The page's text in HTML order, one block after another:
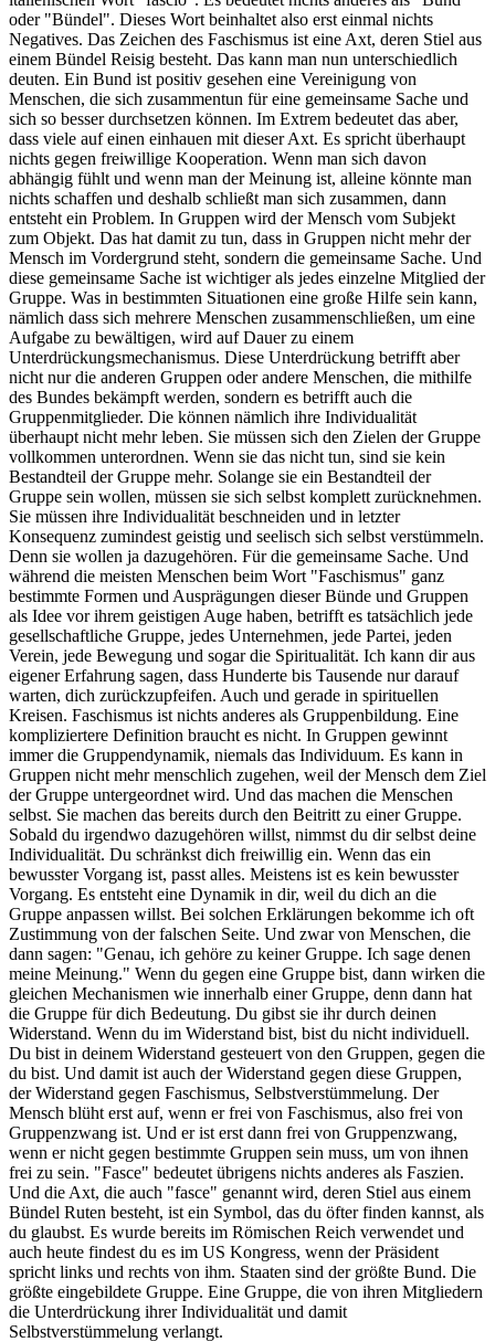
oder "Bündel". Dieses Wort beinhaltet also erst einmal nichts
Negatives. Das Zeichen des Faschismus ist eine Axt, deren Stiel aus
einem Bündel Reisig besteht. Das kann man nun unterschiedlich
deuten. Ein Bund ist positiv gesehen eine Vereinigung von
Menschen, die sich zusammentun für eine gemeinsame Sache und
sich so besser durchsetzen können. Im Extrem bedeutet das aber,
dass viele auf einen einhauen mit dieser Axt. Es spricht überhaupt
nichts gegen freiwillige Kooperation. Wenn man sich davon
abhängig fühlt und wenn man der Meinung ist, alleine könnte man
nichts schaffen und deshalb schließt man sich zusammen, dann
entsteht ein Problem. In Gruppen wird der Mensch vom Subjekt
zum Objekt. Das hat damit zu tun, dass in Gruppen nicht mehr der
Mensch im Vordergrund steht, sondern die gemeinsame Sache. Und
diese gemeinsame Sache ist wichtiger als jedes einzelne Mitglied der
Gruppe. Was in bestimmten Situationen eine große Hilfe sein kann,
nämlich dass sich mehrere Menschen zusammenschließen, um eine
Aufgabe zu bewältigen, wird auf Dauer zu einem
Unterdrückungsmechanismus. Diese Unterdrückung betrifft aber
nicht nur die anderen Gruppen oder andere Menschen, die mithilfe
des Bundes bekämpft werden, sondern es betrifft auch die
Gruppenmitglieder. Die können nämlich ihre Individualität
überhaupt nicht mehr leben. Sie müssen sich den Zielen der Gruppe
vollkommen unterordnen. Wenn sie das nicht tun, sind sie kein
Bestandteil der Gruppe mehr. Solange sie ein Bestandteil der
Gruppe sein wollen, müssen sie sich selbst komplett zurücknehmen.
Sie müssen ihre Individualität beschneiden und in letzter
Konsequenz zumindest geistig und seelisch sich selbst verstümmeln.
Denn sie wollen ja dazugehören. Für die gemeinsame Sache. Und
während die meisten Menschen beim Wort "Faschismus" ganz
bestimmte Formen und Ausprägungen dieser Bünde und Gruppen
als Idee vor ihrem geistigen Auge haben, betrifft es tatsächlich jede
gesellschaftliche Gruppe, jedes Unternehmen, jede Partei, jeden
Verein, jede Bewegung und sogar die Spiritualität. Ich kann dir aus
eigener Erfahrung sagen, dass Hunderte bis Tausende nur darauf
warten, dich zurückzupfeifen. Auch und gerade in spirituellen
Kreisen. Faschismus ist nichts anderes als Gruppenbildung. Eine
kompliziertere Definition braucht es nicht. In Gruppen gewinnt
immer die Gruppendynamik, niemals das Individuum. Es kann in
Gruppen nicht mehr menschlich zugehen, weil der Mensch dem Ziel
der Gruppe untergeordnet wird. Und das machen die Menschen
selbst. Sie machen das bereits durch den Beitritt zu einer Gruppe.
Sobald du irgendwo dazugehören willst, nimmst du dir selbst deine
Individualität. Du schränkst dich freiwillig ein. Wenn das ein
bewusster Vorgang ist, passt alles. Meistens ist es kein bewusster
Vorgang. Es entsteht eine Dynamik in dir, weil du dich an die
Gruppe anpassen willst. Bei solchen Erklärungen bekomme ich oft
Zustimmung von der falschen Seite. Und zwar von Menschen, die
dann sagen: "Genau, ich gehöre zu keiner Gruppe. Ich sage denen
meine Meinung." Wenn du gegen eine Gruppe bist, dann wirken die
gleichen Mechanismen wie innerhalb einer Gruppe, denn dann hat
die Gruppe für dich Bedeutung. Du gibst sie ihr durch deinen
Widerstand. Wenn du im Widerstand bist, bist du nicht individuell.
Du bist in deinem Widerstand gesteuert von den Gruppen, gegen die
du bist. Und damit ist auch der Widerstand gegen diese Gruppen,
der Widerstand gegen Faschismus, Selbstverstümmelung. Der
Mensch blüht erst auf, wenn er frei von Faschismus, also frei von
Gruppenzwang ist. Und er ist erst dann frei von Gruppenzwang,
wenn er nicht gegen bestimmte Gruppen sein muss, um von ihnen
frei zu sein. "Fasce" bedeutet übrigens nichts anderes als Faszien.
Und die Axt, die auch "fasce" genannt wird, deren Stiel aus einem
Bündel Ruten besteht, ist ein Symbol, das du öfter finden kannst, als
du glaubst. Es wurde bereits im Römischen Reich verwendet und
auch heute findest du es im US Kongress, wenn der Präsident
spricht links und rechts von ihm. Staaten sind der größte Bund. Die
größte eingebildete Gruppe. Eine Gruppe, die von ihren Mitgliedern
die Unterdrückung ihrer Individualität und damit
Selbstverstümmelung verlangt.